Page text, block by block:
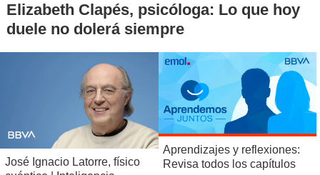
Elizabeth Clapés, psicóloga: Lo que hoy
duele no dolerá siempre
José Ignacio Latorre, físico
Aprendizajes y reflexiones:
Revisa todos los capítulos